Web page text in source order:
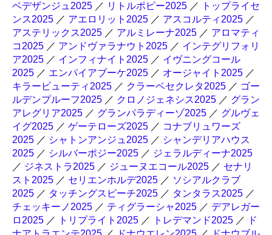
ベデザンジュ2025 ／ リトルポピー2025 ／
トップライセ
ンス2025 ／ アエロリット2025 ／ アスコルティ2025 ／
アステリックス2025 ／ アルミレーナ2025 ／ アロマティ
コ2025 ／ アンドヴァラナウト2025 ／ インテグリフォリ
ア2025 ／ インフィナイト2025 ／ イヴニングコール
2025 ／ エンパイアブーケ2025 ／ オージャイト2025 ／
キラービューティ2025 ／ クラーベセクレタ2025 ／ ゴー
ルデンプルーフ2025 ／ クロノジェネシス2025 ／ グラン
アレグリア2025 ／ グランパラディーゾ2025 ／ グルヴェ
イグ2025 ／ ゲーテローズ2025 ／ コナブリュワーズ
2025 ／ シャトンアンジュ2025 ／ シャンデリアハウス
2025 ／ シルバーポジー2025 ／ ジェラルディーナ2025
／ ジネストラ2025 ／ ジューヌエコール2025 ／ セナリ
スト2025 ／ セリエンホルデ2025 ／ ソシアルクラブ
2025 ／ タッチングスピーチ2025 ／ タンタラス2025 ／
チェッキーノ2025 ／ ティグラーシャ2025 ／ デアレガー
ロ2025 ／ トリプライト2025 ／ トレデマンド2025 ／
ド